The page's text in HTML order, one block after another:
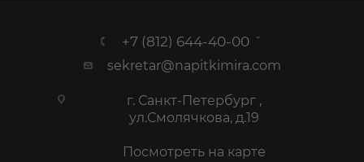
+7 (812) 644-40-00
sekretar@napitkimira.com
г. Санкт-Петербург ,
ул.Смолячкова, д.19
Посмотреть на карте